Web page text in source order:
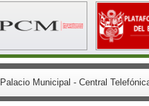
Palacio Municipal - Central